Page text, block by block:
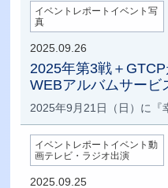
イベントレポートイベント写
真
2025.09.26
2025年第3戦＋
WEBアルバムサービ
2025年9月21日（日）に『
イベントレポートイベント動
画テレビ・ラジオ出演
2025.09.25